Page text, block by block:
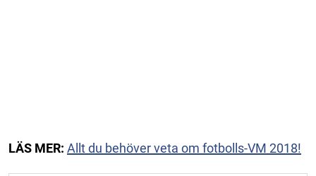
LÄS MER: Allt du behöver veta om fotbolls-VM 2018!